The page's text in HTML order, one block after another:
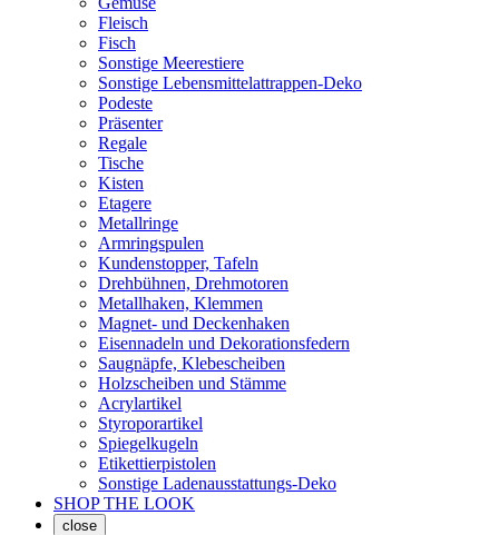
Fleisch
Fisch
Sonstige Meerestiere
Sonstige Lebensmittelattrappen-Deko
Podeste
Präsenter
Regale
Tische
Kisten
Etagere
Metallringe
Armringspulen
Kundenstopper, Tafeln
Drehbühnen, Drehmotoren
Metallhaken, Klemmen
Magnet- und Deckenhaken
Eisennadeln und Dekorationsfedern
Saugnäpfe, Klebescheiben
Holzscheiben und Stämme
Acrylartikel
Styroporartikel
Spiegelkugeln
Etikettierpistolen
Sonstige Ladenausstattungs-Deko
SHOP THE LOOK
close